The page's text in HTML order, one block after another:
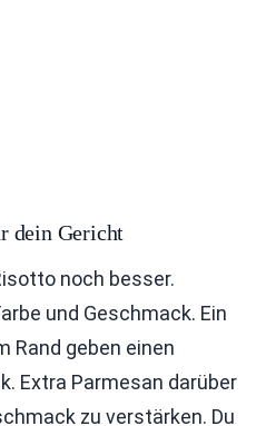
dein Gericht
noch besser.
und Geschmack. Ein
Rand geben einen
Extra Parmesan darüber
zu verstärken. Du